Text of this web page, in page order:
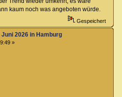
kaum noch was angeboten würde.
Gespeichert
2026 in Hamburg
»